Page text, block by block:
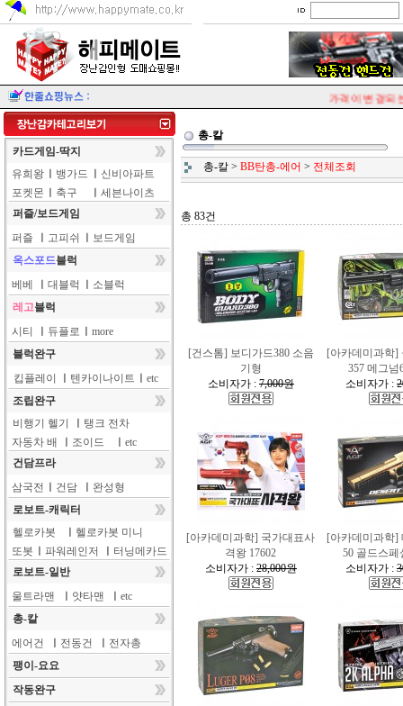
가격이 변경되는
카드게임-딱지
유희왕
뱅가드
신비아파트
포켓몬
축구
세븐나이츠
퍼즐/보드게임
퍼즐
고피쉬
보드게임
옥스포드블럭
베베
대블럭
소블럭
레고블럭
시티
듀플로
more
블럭완구
킵플레이
텐카이나이트
etc
조립완구
비행기 헬기
탱크 전차
자동차 배
조이드
etc
건담프라
삼국전
건담
완성형
로보트-캐릭터
헬로카봇
헬로카봇 미니
또봇
파워레인저
터닝메카드
로보트-일반
울트라맨
얏타맨
etc
총-칼
에어건
전동건
전자총
팽이-요요
작동완구
총-칼
총-칼 > BB탄총-에어 > 전체조회
총 83건
[건스톰] 보디가드380 소음
기형
소비자가 : 7,000원
[아카데미과학]
357 메그넘
소비자가 :
[아카데미과학] 국가대표사
격왕 17602
소비자가 : 28,000원
[아카데미과학]
50 골드스페
소비자가 :